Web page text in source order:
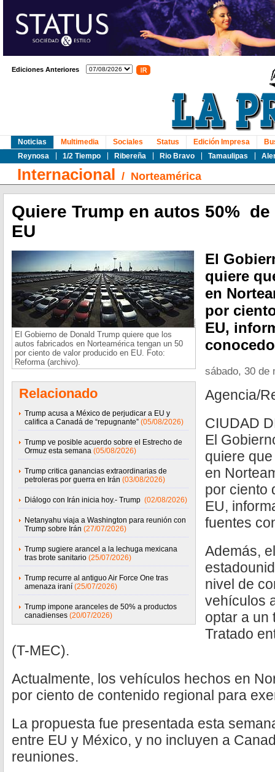
Ediciones Anteriores
Noticias
Reynosa
1/2 Tiempo Ribereña Rio Bravo Tamaulipas
Multimedia Sociales Status Edición Impresa
Internacional / Norteamérica
Quiere Trump en autos 50%
EU
El Gobierno de Donald Trump quiere que los
autos fabricados en Norteamérica tengan un 50
por ciento de valor producido en EU. Foto:
Reforma (archivo).
Relacionado
Trump acusa a México de perjudicar a EU y
califica a Canadá de “repugnante” (05/08/2026)
Trump ve posible acuerdo sobre el Estrecho de
Ormuz esta semana (05/08/2026)
Trump critica ganancias extraordinarias de
petroleras por guerra en Irán (03/08/2026)
Diálogo con Irán inicia hoy.- Trump (02/08/2026)
Netanyahu viaja a Washington para reunión con
Trump sobre Irán (27/07/2026)
Trump sugiere arancel a la lechuga mexicana
tras brote sanitario (25/07/2026)
Trump recurre al antiguo Air Force One tras
amenaza iraní (25/07/2026)
Trump impone aranceles de 50% a productos
canadienses (20/07/2026)
El
quiere
en
por
EU,
sábado, 30 de
Agencia/
CIUDAD
El
quiere
en
por ciento
EU,
fuentes
Además,
nivel de
vehículos
optar a un
Tratado
(T-MEC).
Actualmente, los vehículos hechos en
por ciento de contenido regional para
La propuesta fue presentada esta
entre EU y México, y no incluyen a
reuniones.